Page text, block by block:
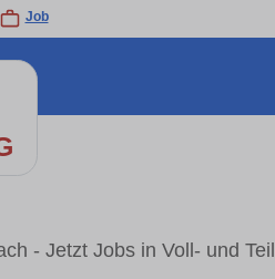
Job
- Jetzt Jobs in Voll- und